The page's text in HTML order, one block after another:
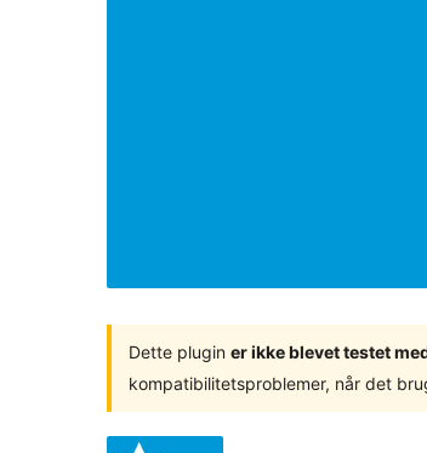
Dette plugin er ikke blevet testet
kompatibilitetsproblemer, når det